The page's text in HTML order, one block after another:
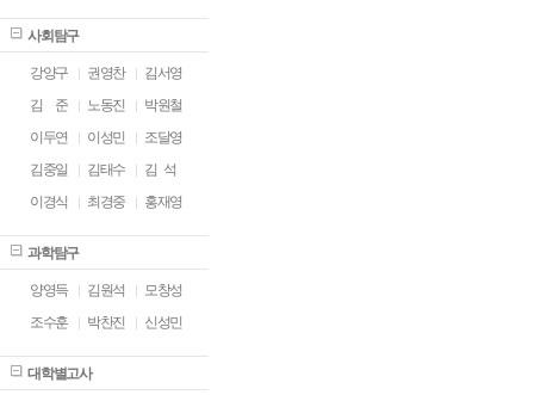
사회탐구
강양구 권영찬
김서영
김
준 노동진
박원철
이두연
이성민
조달영
김중일
김태수
김 석
이경식
최경중 홍재영
과학탐구
양영득 김원석
모창성
조수훈
박찬진 신성민
대학별고사